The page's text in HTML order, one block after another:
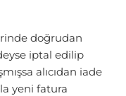
doğrudan
iptal edilip
alıcıdan iade
yeni fatura